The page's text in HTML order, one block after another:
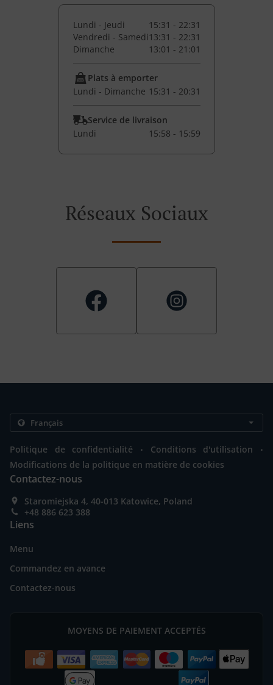
Lundi - Jeudi
15:31 - 22:31
Vendredi - Samedi13:31 - 22:31
Dimanche
13:01 - 21:01
Plats à emporter
Lundi - Dimanche 15:31 - 20:31
Service de livraison
Lundi
15:58 - 15:59
Réseaux Sociaux
Politique de confidentialité . Conditions d'utilisation .
Modifications de la politique en matière de cookies
Contactez-nous
Staromiejska 4, 40-013 Katowice, Poland
+48 886 623 388
Liens
Menu
Commandez en avance
Contactez-nous
MOYENS DE PAIEMENT ACCEPTÉS